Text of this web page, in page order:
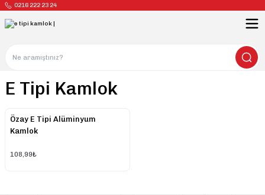
0216 222 23 24
E Tipi Kamlok
Özay E Tipi Alüminyum
Kamlok
108,99₺